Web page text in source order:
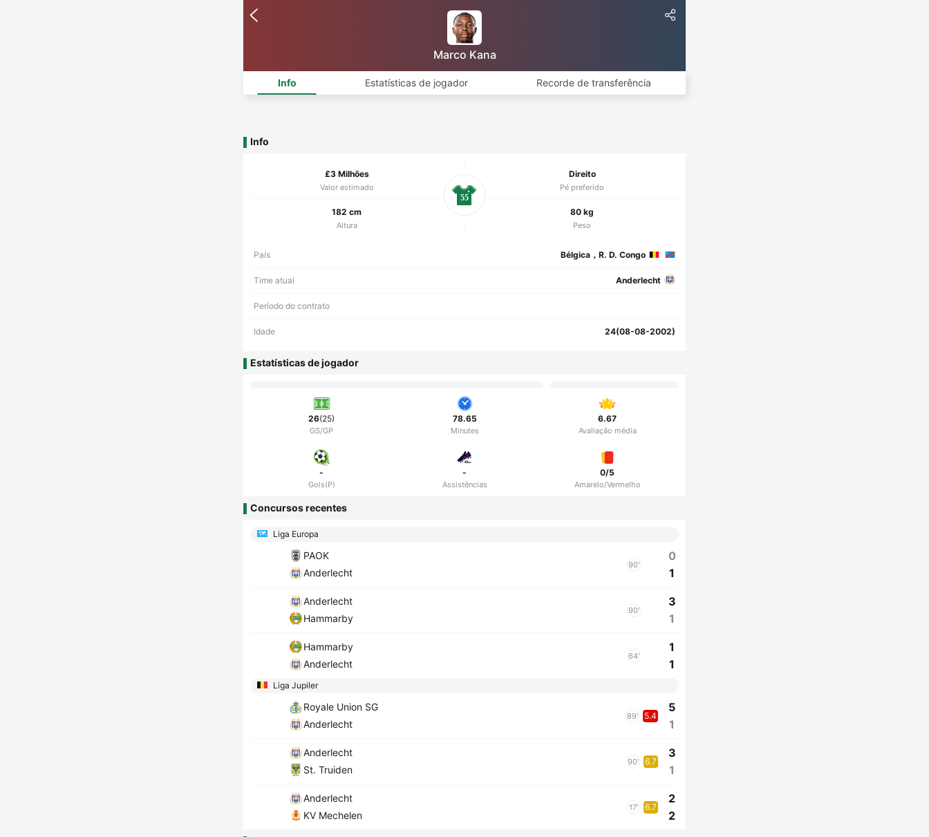
Marco Kana
Info Estatísticas de jogador Recorde de transferência
Info
£3 Milhões
Valor estimado
Direito
Pé preferido
182 cm
Altura
80 kg
Peso
55
País Bélgica，R. D. Congo
Time atual Anderlecht
Período do contrato
Idade 24(08-08-2002)
Estatísticas de jogador
26(25)
GS/GP
78.65
Minutes
6.67
Avaliação média
-
Gols(P)
-
Assistências
0/5
Amarelo/Vermelho
Concursos recentes
Liga Europa
PAOK
Anderlecht
90'
0
1
Anderlecht
Hammarby
90'
3
1
Hammarby
Anderlecht
64'
1
1
Liga Jupiler
Royale Union SG
Anderlecht
89' 5.4
5
1
Anderlecht
St. Truiden
90' 6.7
3
1
Anderlecht
KV Mechelen
17' 6.7
2
2